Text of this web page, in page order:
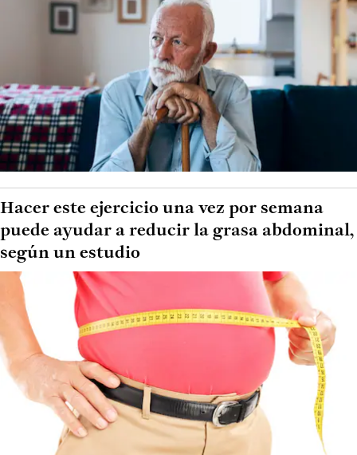
Hacer este ejercicio una vez por semana
puede ayudar a reducir la grasa abdominal,
según un estudio